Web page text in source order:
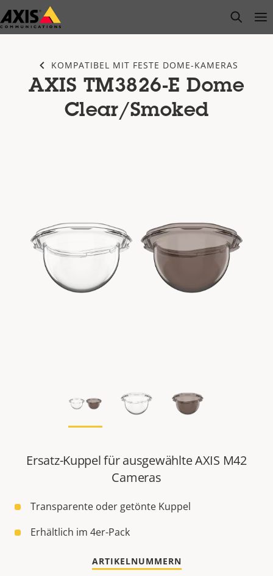
Zum
Hauptinhalt
open
KOMPATIBEL MIT FESTE DOME-KAMERAS
AXIS TM3826-E Dome
Clear/Smoked
Ersatz-Kuppel für ausgewählte AXIS M42
Cameras
Transparente oder getönte Kuppel
Erhältlich im 4er-Pack
ARTIKELNUMMERN